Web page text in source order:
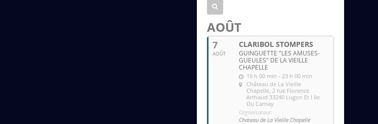
m
iAOÛT
7
AOÛT
CLARIBOL STOMPERS
GUINGUETTE "LES AMUSES-
GUEULES" DE LA VIEILLE
CHAPELLE
19 h 00 min - 23 h 00 min
Château de La Vieille
Chapelle , 2 rue Florence
Arthaud 33240 Lugon Et l Ile
Du Carnay
Organisateur:
Chateau de La Vieille Chapelle